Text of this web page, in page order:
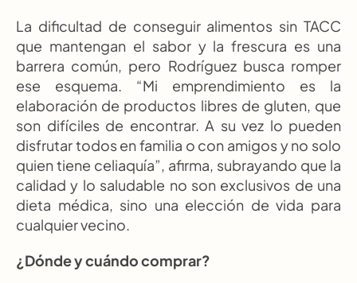
La dificultad de conseguir alimentos sin TACC
que mantengan el sabor y la frescura es una
barrera común, pero Rodríguez busca romper
ese esquema. “Mi emprendimiento es la
elaboración de productos libres de gluten, que
son difíciles de encontrar. A su vez lo pueden
disfrutar todos en familia o con amigos y no solo
quien tiene celiaquía”, afirma, subrayando que la
calidad y lo saludable no son exclusivos de una
dieta médica, sino una elección de vida para
cualquier vecino.
¿Dónde y cuándo comprar?